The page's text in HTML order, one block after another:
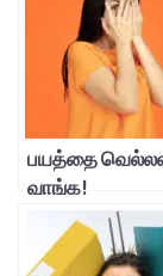
பயத்தை
வாங்க!